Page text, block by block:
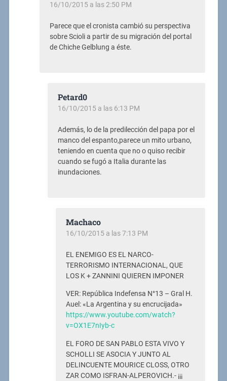
16/10/2015 a las 2:50 PM
Parece que el cronista cambió su perspectiva
sobre Scioli a partir de su migración del portal
de Chiche Gelblung a éste.
Petard0
16/10/2015 a las 6:13 PM
Además, lo de la predilección del papa por el
manco del espanto,parece un mito urbano,
teniendo en cuenta que no o quiso recibir
cuando se fugó a Italia durante las
inundaciones.
Machaco
16/10/2015 a las 7:13 PM
EL ENEMIGO ES EL NARCO-
TERRORISMO INTERNACIONAL, QUE
LOS K + ZANNINI QUIEREN IMPONER
VER: República Indefensa N°13 – Gral H.
Auel: «La Argentina y su encrucijada»
https://www.youtube.com/watch?
v=OX1E7nIyb-c
EL FORO DE SAN PABLO ESTA VIVO Y
SCHOLLI SE ASOCIA Y JUNTO AL
DELINCUENTE MOURICE CLOSS, OTRO
ZAR COMO ISFRAN-ALPEROVICH.- ¡¡¡